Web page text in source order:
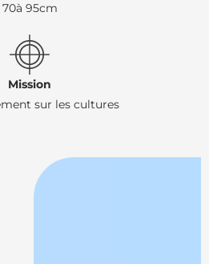
70à 95cm
Mission
sur les cultures